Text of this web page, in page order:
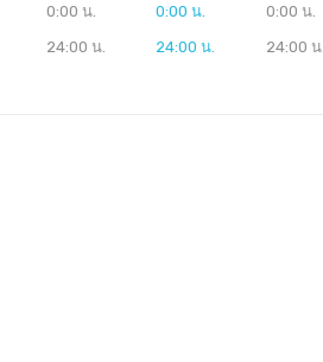
0:00 น.
24:00 น.
0:00 น.
24:00 น.
0:00 น.
24:00 น.